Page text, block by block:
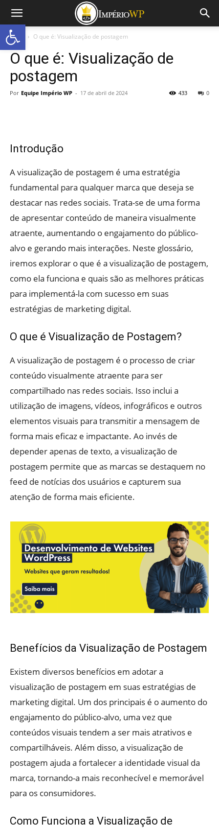
Início O que é: Visualização de postagem
O que é: Visualização de
postagem
Por Equipe Império WP - 17 de abril de 2024 0
433
Introdução
A visualização de postagem é uma estratégia
fundamental para qualquer marca que deseja se
destacar nas redes sociais. Trata-se de uma forma
de apresentar conteúdo de maneira visualmente
atraente, aumentando o engajamento do público-
alvo e gerando mais interações. Neste glossário,
iremos explorar o que é a visualização de postagem,
como ela funciona e quais são as melhores práticas
para implementá-la com sucesso em suas
estratégias de marketing digital.
O que é Visualização de Postagem?
A visualização de postagem é o processo de criar
conteúdo visualmente atraente para ser
compartilhado nas redes sociais. Isso inclui a
utilização de imagens, vídeos, infográficos e outros
elementos visuais para transmitir a mensagem de
forma mais eficaz e impactante. Ao invés de
depender apenas de texto, a visualização de
postagem permite que as marcas se destaquem no
feed de notícias dos usuários e capturem sua
atenção de forma mais eficiente.
Benefícios da Visualização de Postagem
Existem diversos benefícios em adotar a
visualização de postagem em suas estratégias de
marketing digital. Um dos principais é o aumento do
engajamento do público-alvo, uma vez que
conteúdos visuais tendem a ser mais atrativos e
compartilháveis. Além disso, a visualização de
postagem ajuda a fortalecer a identidade visual da
marca, tornando-a mais reconhecível e memorável
para os consumidores.
Como Funciona a Visualização de
Abrir a barra de ferramentas